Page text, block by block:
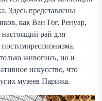
Здесь представлены
как Ван Гог, Ренуар,
рай для
живопись, но и
искусство, что
музеев Парижа.